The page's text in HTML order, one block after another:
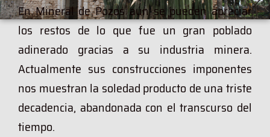
A
T
I
N
En Mineral de Pozos aún se pueden apreciar
los restos de lo que fue un gran poblado
adinerado gracias a su industria minera.
Actualmente sus construcciones imponentes
nos muestran la soledad producto de una triste
decadencia, abandonada con el transcurso del
tiempo.